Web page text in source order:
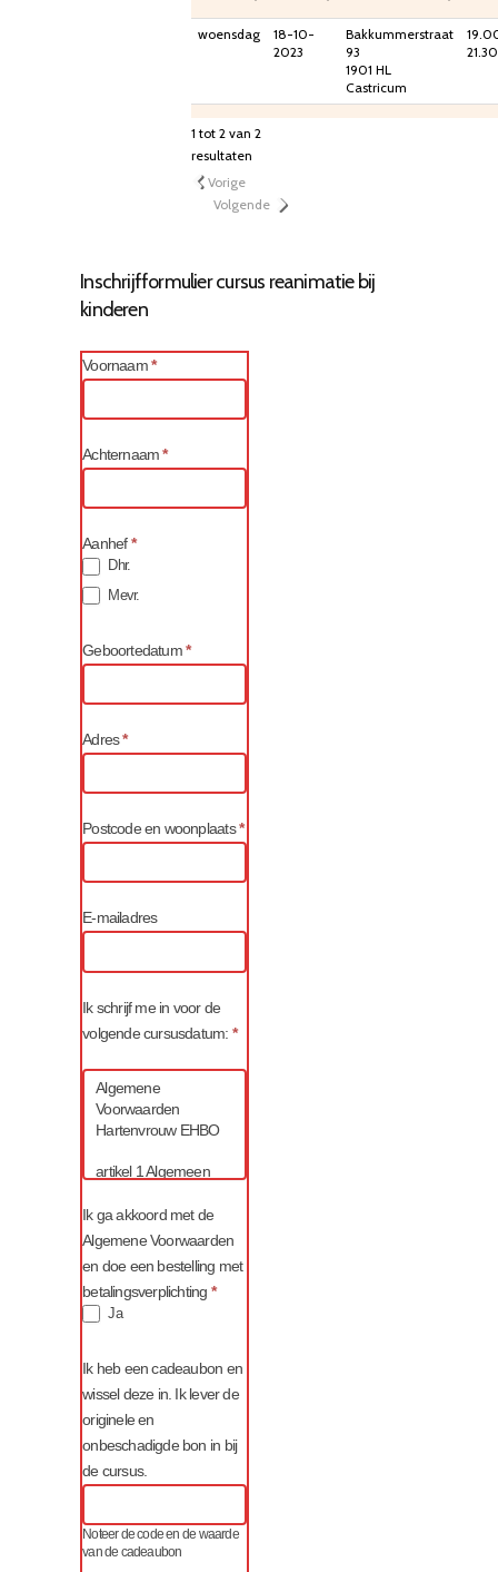
woensdag
18-10-
2023
Bakkummerstraat
93
1901 HL
Castricum
1 tot 2 van 2
resultaten
Vorige
Volgende
Inschrijfformulier cursus reanimatie bij
kinderen
Voornaam*
Achternaam*
Aanhef*
Dhr.
Mevr.
Geboortedatum*
Adres*
Postcode en woonplaats*
E-mailadres
Ik schrijf me in voor de
volgende cursusdatum: *
Algemene
Voorwaarden
Hartenvrouw EHBO
artikel 1 Algemeen
1. Deze voorwaarden
zijn van toepassing op
iedere cursus,
workshop of party die
door Hartenvrouw
EHBO wordt
alsmede op alle
Hartenvrouw EHBO
worden geleverd.
2. Deze voorwaarden
zijn eveneens van
toepassing op
Hartenvrouw EHBO
wanneer voor de
Ik ga akkoord met de
Algemene Voorwaarden
en doe een bestelling met
betalingsverplichting *
Ja
Ik heb een cadeaubon en
wissel deze in. Ik lever de
originele en
onbeschadigde bon in bij
de cursus.
Noteer de code en de waarde
van de cadeaubon